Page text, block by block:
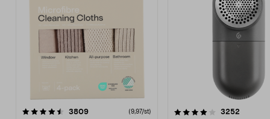
3809recensioner (9,97/st)
4.0av 5 stjärnor 3252
4.5av 5 stjärnor